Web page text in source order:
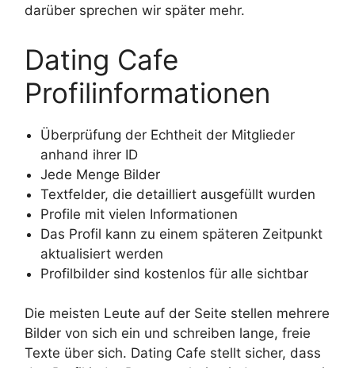
darüber sprechen wir später mehr.
Dating Cafe
Profilinformationen
Überprüfung der Echtheit der Mitglieder
anhand ihrer ID
Jede Menge Bilder
Textfelder, die detailliert ausgefüllt wurden
Profile mit vielen Informationen
Das Profil kann zu einem späteren Zeitpunkt
aktualisiert werden
Profilbilder sind kostenlos für alle sichtbar
Die meisten Leute auf der Seite stellen mehrere
Bilder von sich ein und schreiben lange, freie
Texte über sich. Dating Cafe stellt sicher, dass